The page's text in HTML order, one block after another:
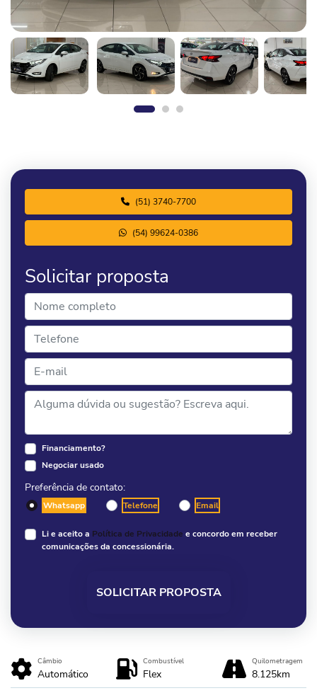
(51) 3740-7700
(54) 99624-0386
Solicitar proposta
Financiamento?
Negociar usado
Preferência de contato:
Whatsapp Telefone Email
Li e aceito a Política de Privacidade e concordo em receber
comunicações da concessionária.
SOLICITAR PROPOSTA
Câmbio
Automático
Combustível
Flex
Quilometragem
8.125km